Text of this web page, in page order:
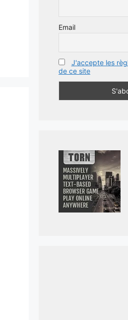
Email
J'accepte les
de ce site